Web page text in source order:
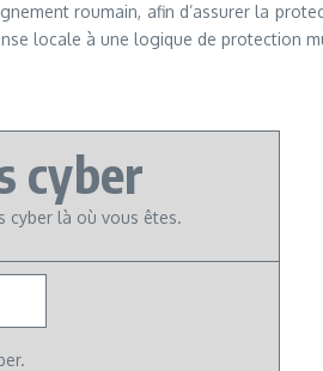
roumain, afin d’assurer la
locale à une logique de protection
cyber
cyber là où vous êtes.